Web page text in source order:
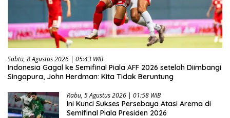
Sabtu, 8 Agustus 2026 | 05:43 WIB
Indonesia Gagal ke Semifinal Piala AFF 2026 setelah Diimbangi
Singapura, John Herdman: Kita Tidak Beruntung
Rabu, 5 Agustus 2026 | 01:58 WIB
Ini Kunci Sukses Persebaya Atasi Arema di
Semifinal Piala Presiden 2026